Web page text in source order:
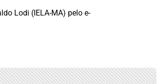
Lodi (IELA-MA) pelo e-